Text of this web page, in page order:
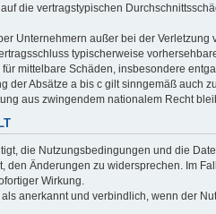
die vertragstypischen
Unternehmern außer bei der
typischerweise
mittelbare Schäden, insbesondere
der Absätze a bis c gilt sinngemäß auch
aus zwingendem nationalem Recht
die Nutzungsbedingungen und die
den Änderungen zu widersprechen. Im
Wirkung.
anerkannt und verbindlich, wenn der